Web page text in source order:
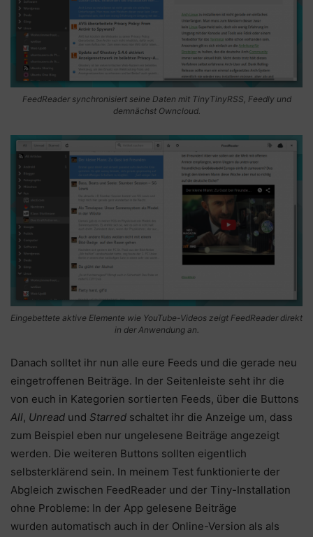
FeedReader synchronisiert seine Daten mit TinyTinyRSS, Feedly und
demnächst Owncloud.
Eingebettete aktive Elemente wie YouTube-Videos zeigt FeedReader direkt
in der Anwendung an.
Danach solltet ihr nun alle eure Feeds und die gerade neu
eingetroffenen Beiträge. In der Seitenleiste seht ihr die
von euch in Kategorien sortierten Feeds, über die Buttons
All, Unread und Starred schaltet ihr die Anzeige um, dass
zum Beispiel eben nur ungelesene Beiträge angezeigt
werden. Die weiteren Buttons sollten eigentlich
selbsterklärend sein. In meinem Test funktionierte der
Abgleich zwischen FeedReader und der Tiny-Installation
ohne Probleme: In der App gelesene Beiträge
wurden automatisch auch in der Online-Version als als